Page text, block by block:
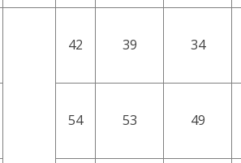
42 39 34
54 53 49